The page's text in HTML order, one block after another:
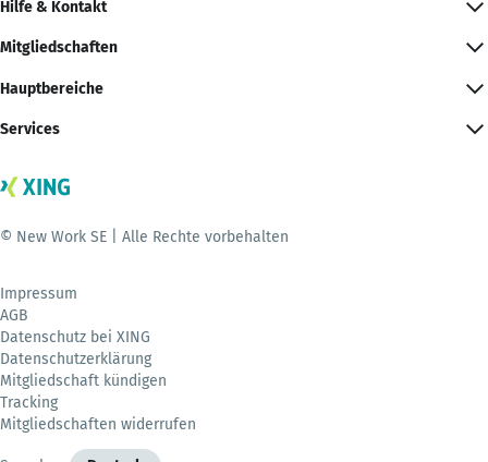
Hilfe & Kontakt
Mitgliedschaften
Hauptbereiche
Services
© New Work SE | Alle Rechte vorbehalten
Impressum
AGB
Datenschutz bei XING
Datenschutzerklärung
Mitgliedschaft kündigen
Tracking
Mitgliedschaften widerrufen